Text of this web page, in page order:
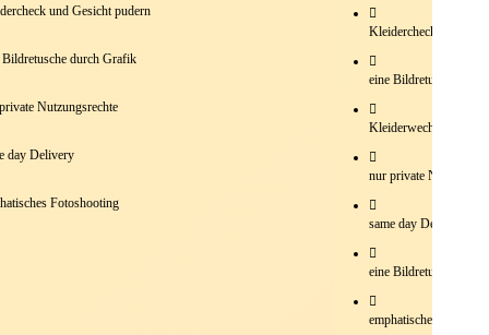
und Gesicht pudern
Bildretusche durch Grafik
Nutzungsrechte
day Delivery
Fotoshooting
Kleidercheck und
eine Bildretusche
Kleiderwechsel
nur private
same day Delivery
eine Bildretusche
emphatisches